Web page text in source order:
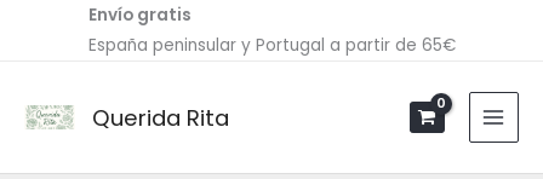
Envío gratis
España peninsular y Portugal a partir de 65€
Querida Rita